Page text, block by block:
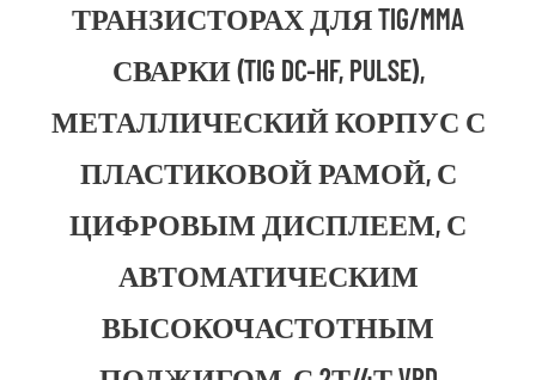
ТРАНЗИСТОРАХ ДЛЯ TIG/MMA
СВАРКИ (TIG DC-HF, PULSE),
МЕТАЛЛИЧЕСКИЙ КОРПУС С
ПЛАСТИКОВОЙ РАМОЙ, С
ЦИФРОВЫМ ДИСПЛЕЕМ, С
АВТОМАТИЧЕСКИМ
ВЫСОКОЧАСТОТНЫМ